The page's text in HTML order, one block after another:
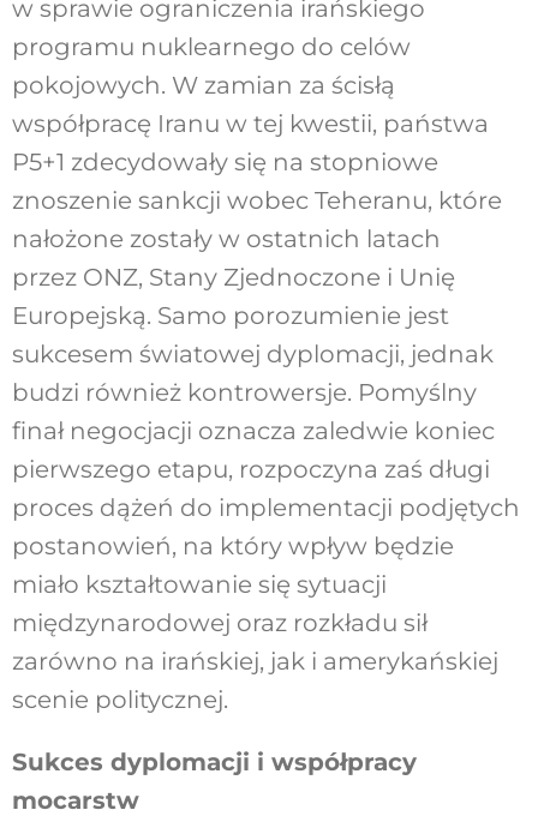
w sprawie ograniczenia irańskiego
programu nuklearnego do celów
pokojowych. W zamian za ścisłą
współpracę Iranu w tej kwestii, państwa
P5+1 zdecydowały się na stopniowe
znoszenie sankcji wobec Teheranu, które
nałożone zostały w ostatnich latach
przez ONZ, Stany Zjednoczone i Unię
Europejską. Samo porozumienie jest
sukcesem światowej dyplomacji, jednak
budzi również kontrowersje. Pomyślny
finał negocjacji oznacza zaledwie koniec
pierwszego etapu, rozpoczyna zaś długi
proces dążeń do implementacji podjętych
postanowień, na który wpływ będzie
miało kształtowanie się sytuacji
międzynarodowej oraz rozkładu sił
zarówno na irańskiej, jak i amerykańskiej
scenie politycznej.
Sukces dyplomacji i współpracy
mocarstw